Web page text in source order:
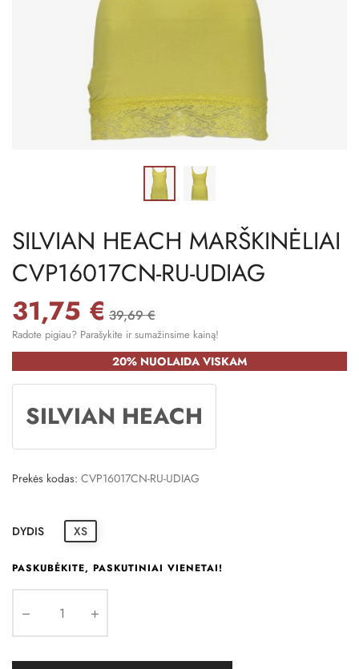
SILVIAN HEACH MARŠKINĖLIAI
CVP16017CN-RU-UDIAG
31,75 € 39,69 €
Radote pigiau? Parašykite ir sumažinsime kainą!
20% NUOLAIDA VISKAM
SILVIAN HEACH
Prekės kodas: CVP16017CN-RU-UDIAG
DYDIS XS
PASKUBĖKITE, PASKUTINIAI VIENETAI!